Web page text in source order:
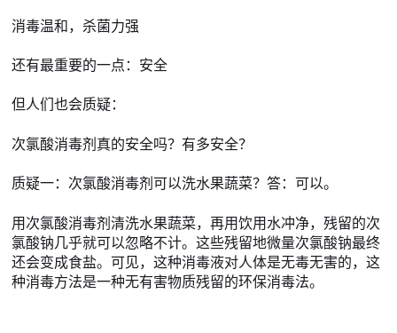
消毒温和，杀菌力强
还有最重要的一点：安全
但人们也会质疑：
次氯酸消毒剂真的安全吗？有多安全？
质疑一：次氯酸消毒剂可以洗水果蔬菜？答：可以。
用次氯酸消毒剂清洗水果蔬菜，再用饮用水冲净，残留的次
氯酸钠几乎就可以忽略不计。这些残留地微量次氯酸钠最终
还会变成食盐。可见，这种消毒液对人体是无毒无害的，这
种消毒方法是一种无有害物质残留的环保消毒法。